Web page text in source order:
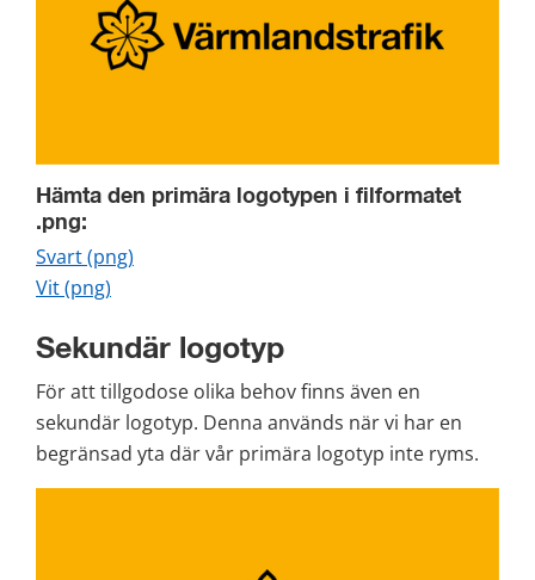
Hämta den primära logotypen i filformatet
.png:
Svart (png)
Vit (png)
Sekundär logotyp
För att tillgodose olika behov finns även en
sekundär logotyp. Denna används när vi har en
begränsad yta där vår primära logotyp inte ryms.